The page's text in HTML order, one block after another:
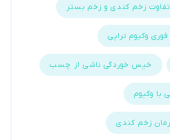
زخم کندی و زخم بستر
وکیوم تراپی
خیس خوردگی ناشی از چسب
وکیوم
زخم کندی